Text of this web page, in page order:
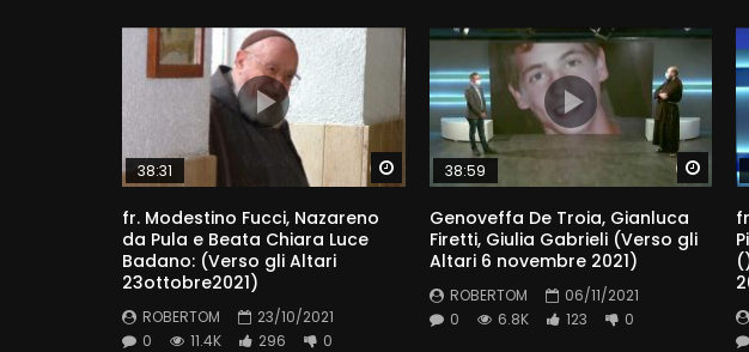
Watch Later
38:31
fr. Modestino Fucci, Nazareno
da Pula e Beata Chiara Luce
Badano: (Verso gli Altari
23ottobre2021)
ROBERTOM
23/10/2021
0
11.4K 296 0
38:59
Genoveffa De Troia, Gianluca
Firetti, Giulia Gabrieli (Verso gli
Altari 6 novembre 2021)
ROBERTOM
06/11/2021
0
6.8K 123 0